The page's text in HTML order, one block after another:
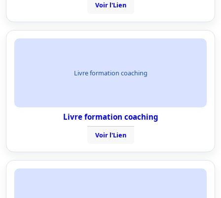
Voir l'Lien
Livre formation coaching
Livre formation coaching
Voir l'Lien